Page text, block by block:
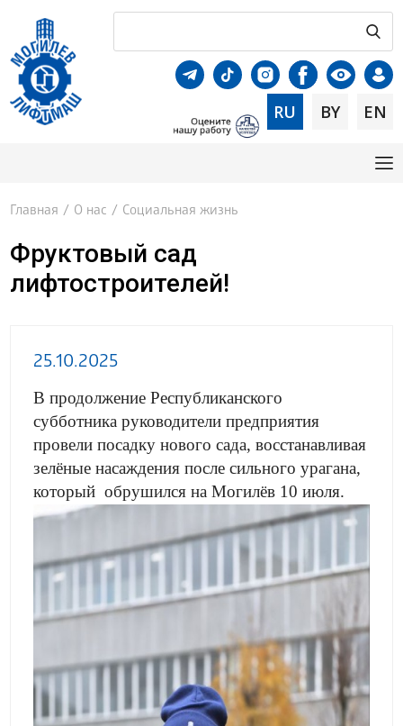
RU BY EN
Главная / О нас / Социальная жизнь
Фруктовый сад
лифтостроителей!
25.10.2025
В продолжение Республиканского
субботника руководители предприятия
провели посадку нового сада, восстанавливая
зелёные насаждения после сильного урагана,
который обрушился на Могилёв 10 июля.